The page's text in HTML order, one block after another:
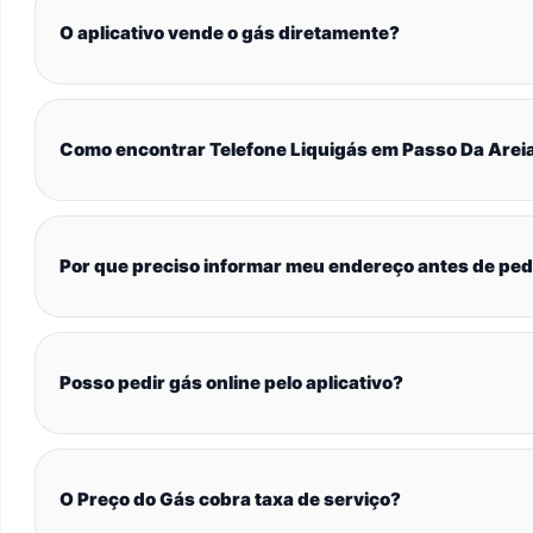
O aplicativo vende o gás diretamente?
Como encontrar Telefone Liquigás em Passo Da
Por que preciso informar meu endereço antes de
Posso pedir gás online pelo aplicativo?
O Preço do Gás cobra taxa de serviço?